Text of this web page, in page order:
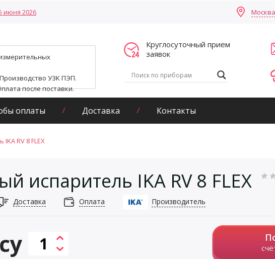
июня 2026 Москва
УЗК ПЭП.
после поставки.
Круглосуточный прием
заявок
оплаты Доставка Контакты
RV 8 FLEX
испаритель IKA RV 8 FLEX
Доставка Оплата Производитель